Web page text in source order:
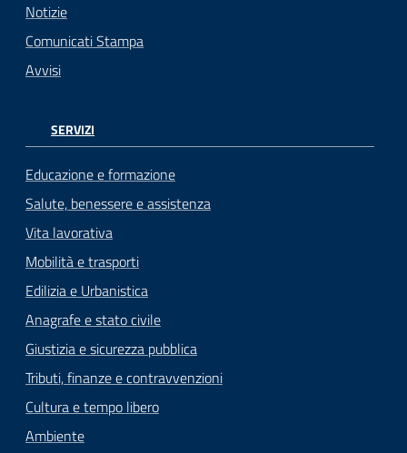
Notizie
Comunicati Stampa
Avvisi
SERVIZI
Educazione e formazione
Salute, benessere e assistenza
Vita lavorativa
Mobilità e trasporti
Edilizia e Urbanistica
Anagrafe e stato civile
Giustizia e sicurezza pubblica
Tributi, finanze e contravvenzioni
Cultura e tempo libero
Ambiente